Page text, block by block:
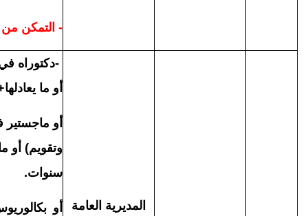
- التمكن من
المديرية العامة
-دكتوراه
أو ما
أو ماجستير
سنوات.
أو